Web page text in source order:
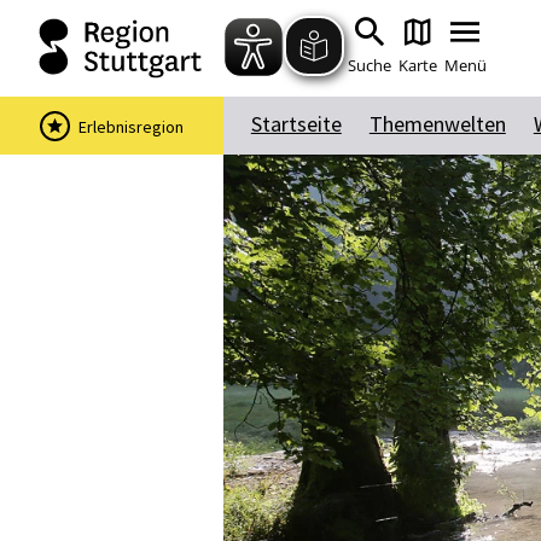
Suche Karte Menü
Startseite Themenwelten
Erlebnisregion